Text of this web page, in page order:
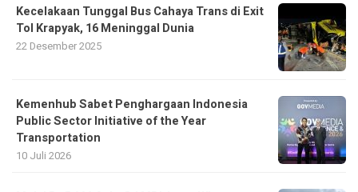
Kecelakaan Tunggal Bus Cahaya Trans di Exit
Tol Krapyak, 16 Meninggal Dunia
22 Desember 2025
Kemenhub Sabet Penghargaan Indonesia
Public Sector Initiative of the Year
Transportation
10 Juli 2026